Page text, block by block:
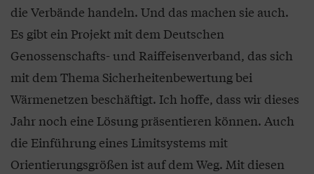
die Verbände handeln. Und das machen sie auch.
Es gibt ein Projekt mit dem Deutschen
Genossenschafts- und Raiffeisenverband, das sich
mit dem Thema Sicherheitenbewertung bei
Wärmenetzen beschäftigt. Ich hoffe, dass wir dieses
Jahr noch eine Lösung präsentieren können. Auch
die Einführung eines Limitsystems mit
Orientierungsgrößen ist auf dem Weg. Mit diesen